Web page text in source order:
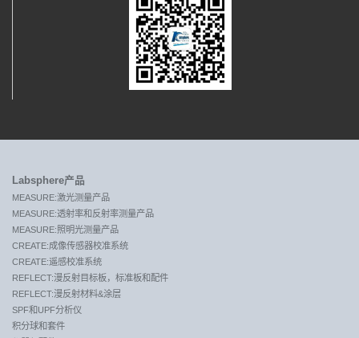
Labsphere产品
MEASURE:激光测量产品
MEASURE:透射率和反射率测量产品
MEASURE:照明光测量产品
CREATE:成像传感器校准系统
CREATE:遥感校准系统
REFLECT:漫反射目标板，标准板和配件
REFLECT:漫反射材料&涂层
SPF和UPF分析仪
积分球和套件